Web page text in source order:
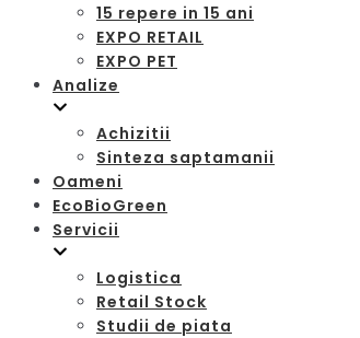
15 repere in 15 ani
EXPO RETAIL
EXPO PET
Analize
Achizitii
Sinteza saptamanii
Oameni
EcoBioGreen
Servicii
Logistica
Retail Stock
Studii de piata